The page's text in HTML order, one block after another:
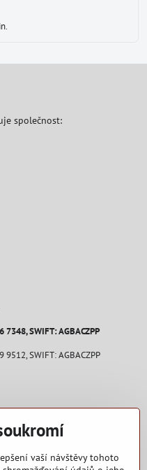
společnost:
SWIFT: AGBACZPP
SWIFT: AGBACZPP
vaší návštěvy tohoto